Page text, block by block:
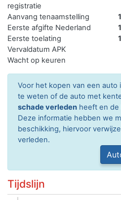
registratie
Aanvang tenaamstelling
Eerste afgifte Nederland
Eerste toelating
Vervaldatum APK
Wacht op keuren
Voor het kopen van een auto
te weten of de auto met
schade verleden heeft en de
Deze informatie hebben we
beschikking, hiervoor
verleden.
Tijdslijn